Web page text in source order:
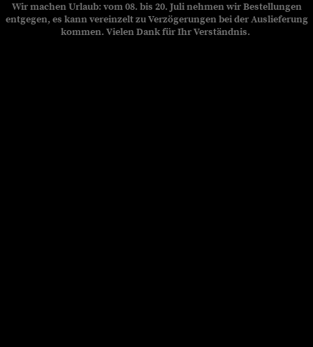
Wir machen Urlaub: vom 08. bis 20. Juli nehmen wir Bestellungen
entgegen, es kann vereinzelt zu Verzögerungen bei der Auslieferung
kommen. Vielen Dank für Ihr Verständnis.